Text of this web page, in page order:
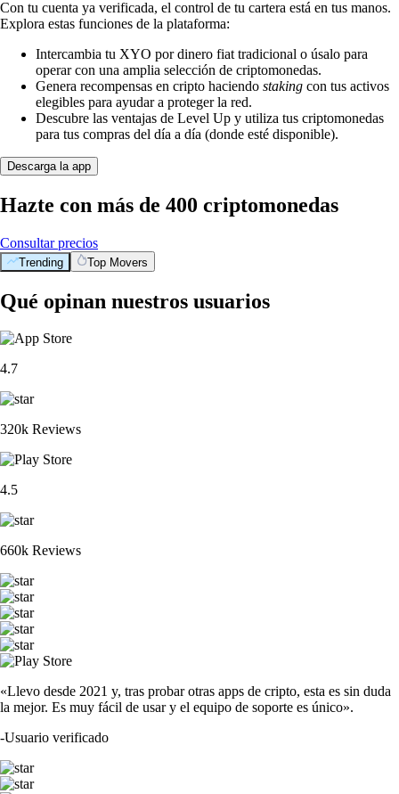
Con tu cuenta ya verificada, el control de tu cartera está en tus manos.
Explora estas funciones de la plataforma:
Intercambia tu XYO por dinero fiat tradicional o úsalo para
operar con una amplia selección de criptomonedas.
Genera recompensas en cripto haciendo staking con tus activos
elegibles para ayudar a proteger la red.
Descubre las ventajas de Level Up y utiliza tus criptomonedas
para tus compras del día a día (donde esté disponible).
Descarga la app
Hazte con más de 400 criptomonedas
Consultar precios
Trending Top Movers
Qué opinan nuestros usuarios
4.7
320k Reviews
4.5
660k Reviews
«Llevo desde 2021 y, tras probar otras apps de cripto, esta es sin duda
la mejor. Es muy fácil de usar y el equipo de soporte es único».
-Usuario verificado